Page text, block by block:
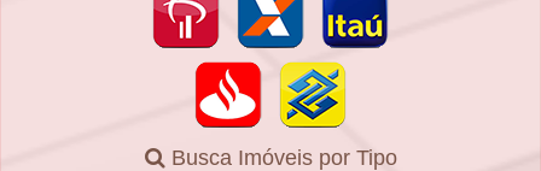
Busca Imóveis por Tipo